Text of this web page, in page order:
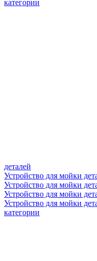
категории
деталей
Устройство для мойки
Устройство для мойки
Устройство для мойки
Устройство для мойки
категории